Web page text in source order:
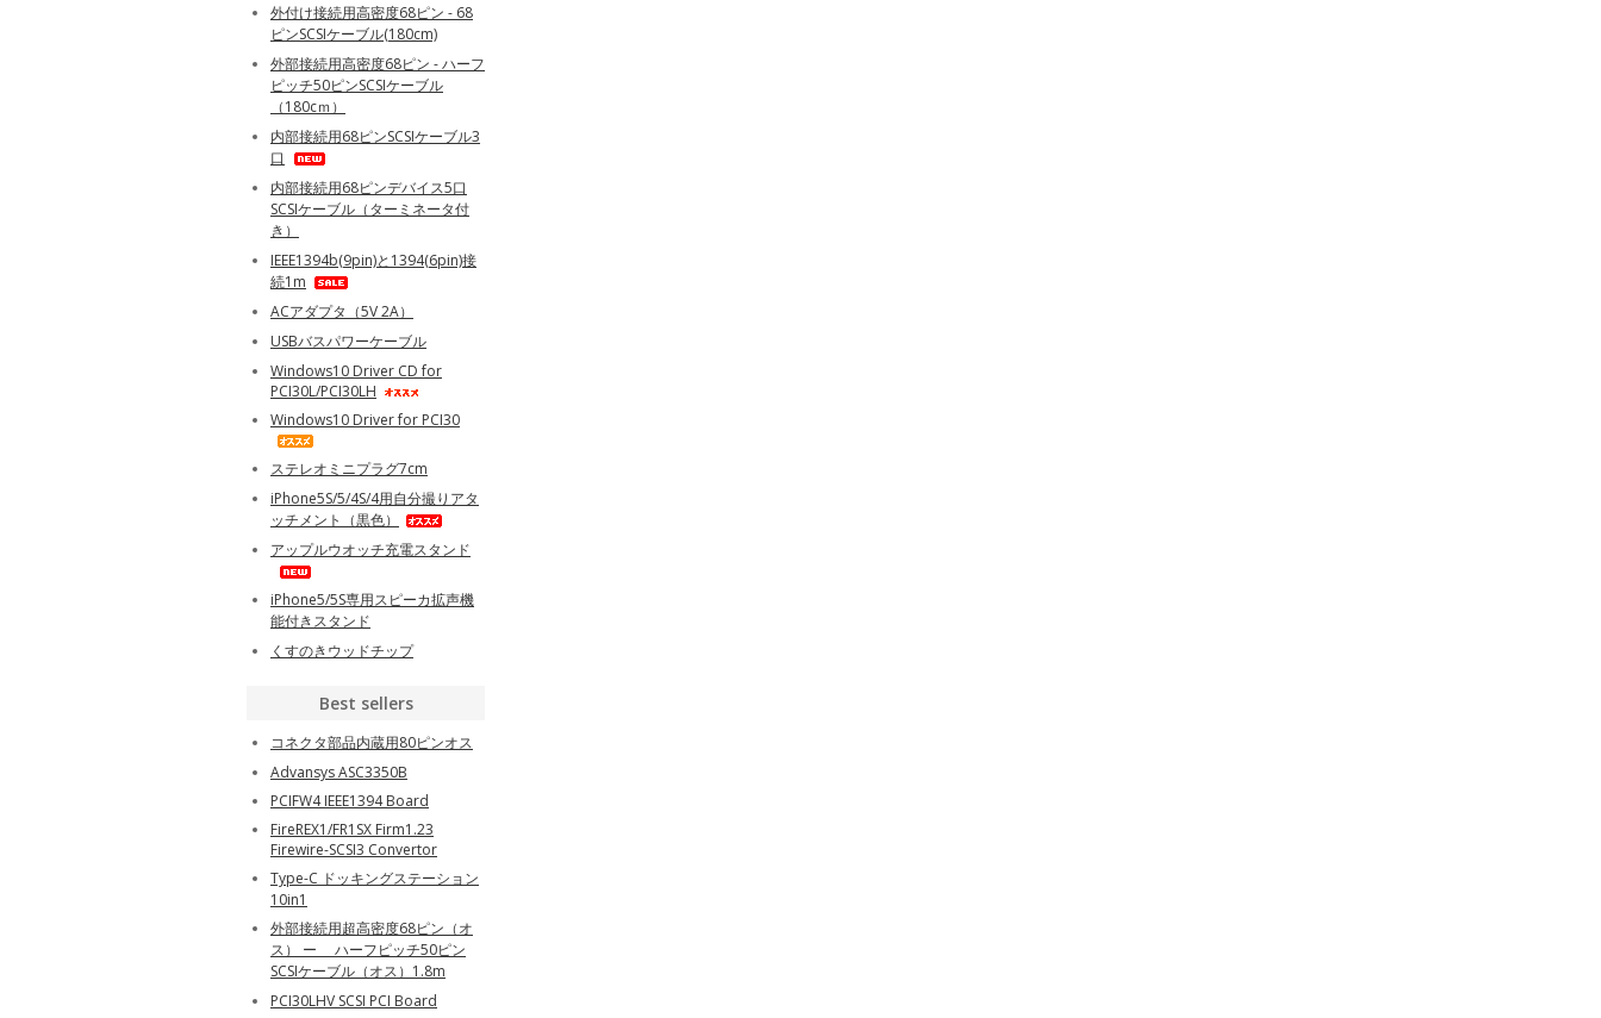
外付け接続用高密度68ピン - 68
ピンSCSIケーブル(180cm)
外部接続用高密度68ピン - ハーフ
ピッチ50ピンSCSIケーブル
（180cｍ）
内部接続用68ピンSCSIケーブル3
口
内部接続用68ピンデバイス5口
SCSIケーブル（ターミネータ付
き）
IEEE1394b(9pin)と1394(6pin)接
続1m
ACアダプタ（5V 2A）
USBバスパワーケーブル
Windows10 Driver CD for
PCI30L/PCI30LH
Windows10 Driver for PCI30
ステレオミニプラグ7cm
iPhone5S/5/4S/4用自分撮りアタ
ッチメント（黒色）
アップルウオッチ充電スタンド
iPhone5/5S専用スピーカ拡声機
能付きスタンド
くすのきウッドチップ
Best sellers
コネクタ部品内蔵用80ピンオス
Advansys ASC3350B
PCIFW4 IEEE1394 Board
FireREX1/FR1SX Firm1.23
Firewire-SCSI3 Convertor
Type-C ドッキングステーション
10in1
外部接続用超高密度68ピン（オ
ス） ー ハーフピッチ50ピン
SCSIケーブル（オス）1.8m
PCI30LHV SCSI PCI Board